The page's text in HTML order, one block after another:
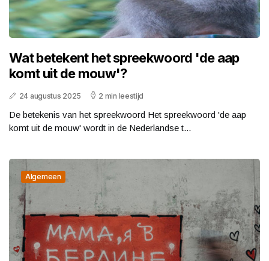
Wat betekent het spreekwoord 'de aap
komt uit de mouw'?
24 augustus 2025 2 min leestijd
De betekenis van het spreekwoord Het spreekwoord 'de aap
komt uit de mouw' wordt in de Nederlandse t...
Algemeen